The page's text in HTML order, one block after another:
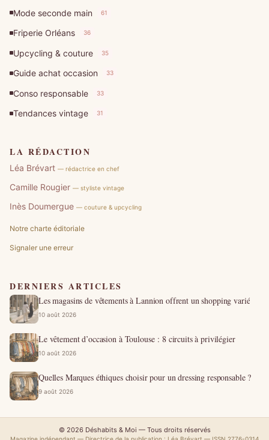
Mode seconde main 61
Friperie Orléans 36
Upcycling & couture 35
Guide achat occasion 33
Conso responsable 33
Tendances vintage 31
LA RÉDACTION
Léa Brévart — rédactrice en chef
Camille Rougier — styliste vintage
Inès Doumergue — couture & upcycling
Notre charte éditoriale
Signaler une erreur
DERNIERS ARTICLES
Les magasins de vêtements à Lannion offrent un shopping varié
10 août 2026
Le vêtement d’occasion à Toulouse : 8 circuits à privilégier
10 août 2026
Quelles Marques éthiques choisir pour un dressing responsable ?
9 août 2026
© 2026 Déshabits & Moi — Tous droits réservés